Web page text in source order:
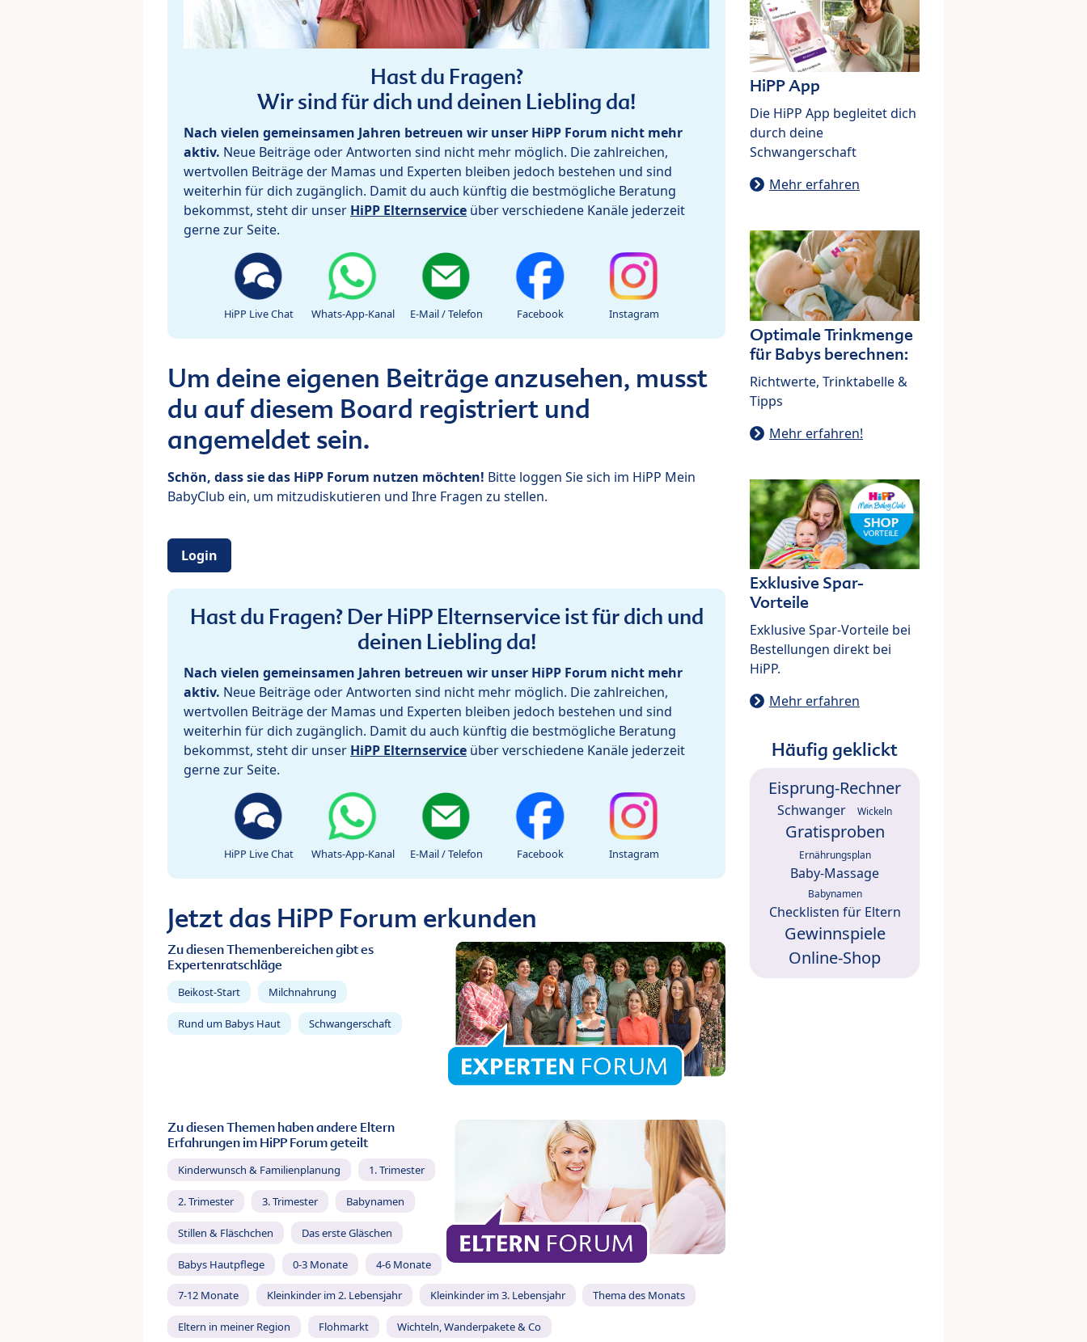
Hast du Fragen?
Wir sind für dich und deinen Liebling da!
Nach vielen gemeinsamen Jahren betreuen wir unser HiPP Forum nicht mehr
aktiv. Neue Beiträge oder Antworten sind nicht mehr möglich. Die zahlreichen,
wertvollen Beiträge der Mamas und Experten bleiben jedoch bestehen und sind
weiterhin für dich zugänglich. Damit du auch künftig die bestmögliche Beratung
bekommst, steht dir unser HiPP Elternservice über verschiedene Kanäle jederzeit
gerne zur Seite.
HiPP Live Chat Whats-App-Kanal E-Mail / Telefon Facebook Instagram
Um deine eigenen Beiträge anzusehen, musst
du auf diesem Board registriert und
angemeldet sein.
Schön, dass sie das HiPP Forum nutzen möchten! Bitte loggen Sie sich im HiPP Mein
BabyClub ein, um mitzudiskutieren und Ihre Fragen zu stellen.
Login
Hast du Fragen? Der HiPP Elternservice ist für dich und
deinen Liebling da!
Nach vielen gemeinsamen Jahren betreuen wir unser HiPP Forum nicht mehr
aktiv. Neue Beiträge oder Antworten sind nicht mehr möglich. Die zahlreichen,
wertvollen Beiträge der Mamas und Experten bleiben jedoch bestehen und sind
weiterhin für dich zugänglich. Damit du auch künftig die bestmögliche Beratung
bekommst, steht dir unser HiPP Elternservice über verschiedene Kanäle jederzeit
gerne zur Seite.
HiPP Live Chat Whats-App-Kanal E-Mail / Telefon Facebook Instagram
Jetzt das HiPP Forum erkunden
Zu diesen Themenbereichen gibt es
Expertenratschläge
Beikost-Start Milchnahrung
Rund um Babys Haut Schwangerschaft
Zu diesen Themen haben andere Eltern
Erfahrungen im HiPP Forum geteilt
Kinderwunsch & Familienplanung 1. Trimester
2. Trimester 3. Trimester Babynamen
Stillen & Fläschchen Das erste Gläschen
Babys Hautpflege 0-3 Monate 4-6 Monate
7-12 Monate Kleinkinder im 2. Lebensjahr Kleinkinder im 3. Lebensjahr Thema des Monats
Eltern in meiner Region Flohmarkt Wichteln, Wanderpakete & Co
HiPP App
Die HiPP App begleitet dich
durch deine
Schwangerschaft
Mehr erfahren
Optimale Trinkmenge
für Babys berechnen:
Richtwerte, Trinktabelle &
Tipps
Mehr erfahren!
Exklusive Spar-
Vorteile
Exklusive Spar-Vorteile bei
Bestellungen direkt bei
HiPP.
Mehr erfahren
Häufig geklickt
Eisprung-Rechner
Schwanger Wickeln
Gratisproben
Ernährungsplan
Baby-Massage
Babynamen
Checklisten für Eltern
Gewinnspiele
Online-Shop